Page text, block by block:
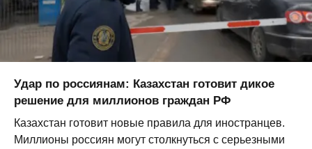
Удар по россиянам: Казахстан готовит дикое
решение для миллионов граждан РФ
Казахстан готовит новые правила для иностранцев.
Миллионы россиян могут столкнуться с серьезными